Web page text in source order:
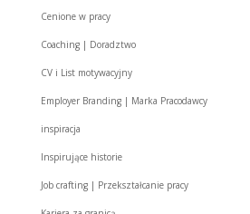
Cenione w pracy
Coaching | Doradztwo
CV i List motywacyjny
Employer Branding | Marka Pracodawcy
inspiracja
Inspirujące historie
Job crafting | Przekształcanie pracy